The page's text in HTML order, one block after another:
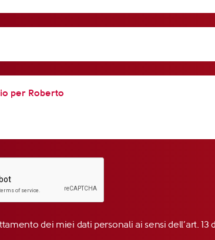
dei miei dati personali ai sensi dell’art.